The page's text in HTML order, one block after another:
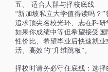
五、
适合人群与择校底线
“新加坡私立大学值得读吗？
追求顶尖名校光环、志在科
如果你成绩中等但希望接受
性价比、希望毕业后快速就
活、高效的“升维跳板”。
择校时请务必守住底线：选择